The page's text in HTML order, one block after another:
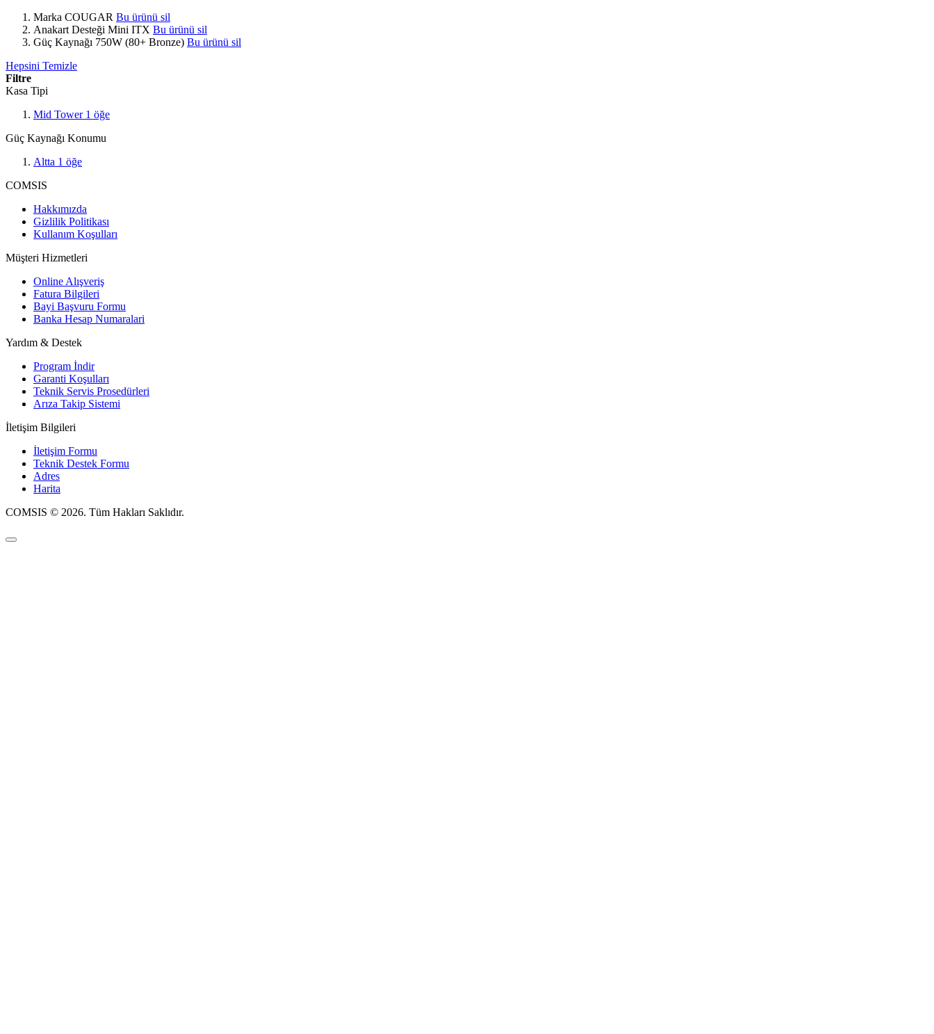
Marka COUGAR Bu ürünü sil
Anakart Desteği Mini ITX Bu ürünü sil
Güç Kaynağı 750W (80+ Bronze) Bu ürünü sil
Hepsini Temizle
Filtre
Kasa Tipi
Mid Tower 1 öğe
Güç Kaynağı Konumu
Altta 1 öğe
COMSIS
Hakkımızda
Gizlilik Politikası
Kullanım Koşulları
Müşteri Hizmetleri
Online Alışveriş
Fatura Bilgileri
Bayi Başvuru Formu
Banka Hesap Numaralari
Yardım & Destek
Program İndir
Garanti Koşulları
Teknik Servis Prosedürleri
Arıza Takip Sistemi
İletişim Bilgileri
İletişim Formu
Teknik Destek Formu
Adres
Harita
COMSIS © 2026. Tüm Hakları Saklıdır.